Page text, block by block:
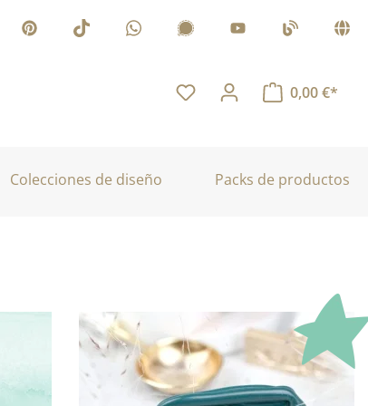
0,00 €*
Colecciones de diseño Packs de productos